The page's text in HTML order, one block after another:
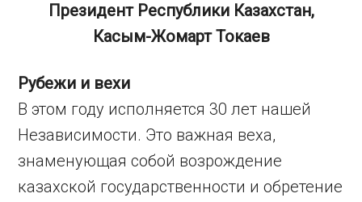
Президент Республики Казахстан,
Касым-Жомарт Токаев
Рубежи и вехи
В этом году исполняется 30 лет нашей
Независимости. Это важная веха,
знаменующая собой возрождение
казахской государственности и обретение